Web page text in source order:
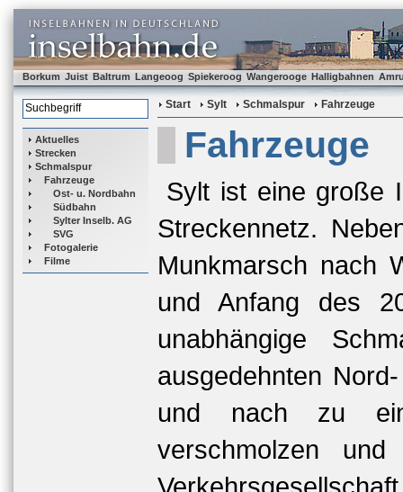
Borkum Juist Baltrum Langeoog Spiekeroog Wangerooge Halligbahnen
Aktuelles
Strecken
Schmalspur
Fahrzeuge
Ost- u. Nordbahn
Südbahn
Sylter Inselb. AG
SVG
Fotogalerie
Filme
Start Sylt Schmalspur Fahrzeuge
Fahrzeuge
Sylt ist eine große
Streckennetz.
Munkmarsch nach
und Anfang des
unabhängige
ausgedehnten
und nach zu
verschmolzen